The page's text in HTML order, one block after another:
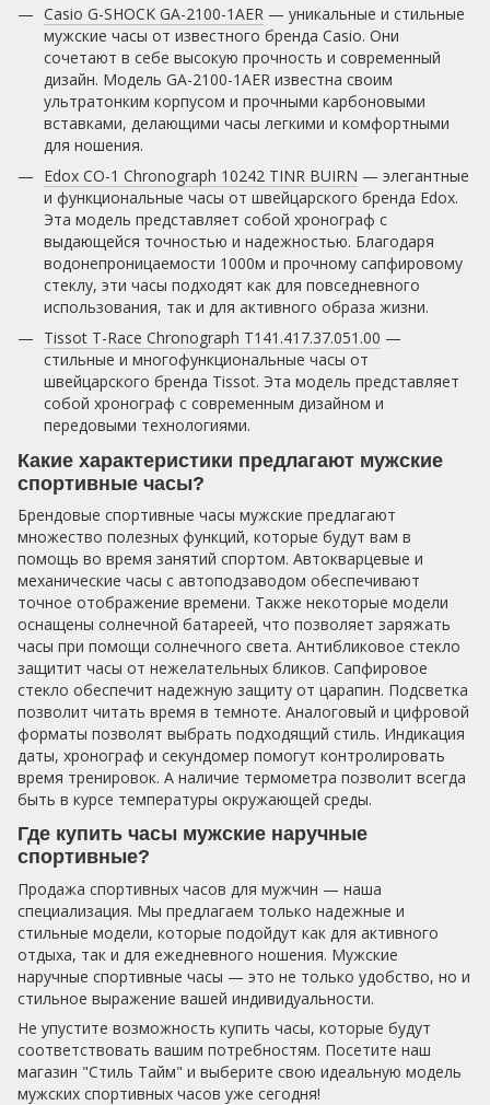
Casio G-SHOCK GA-2100-1AER — уникальные и стильные
мужские часы от известного бренда Casio. Они
сочетают в себе высокую прочность и современный
дизайн. Модель GA-2100-1AER известна своим
ультратонким корпусом и прочными карбоновыми
вставками, делающими часы легкими и комфортными
для ношения.
Edox CO-1 Chronograph 10242 TINR BUIRN — элегантные
и функциональные часы от швейцарского бренда Edox.
Эта модель представляет собой хронограф с
выдающейся точностью и надежностью. Благодаря
водонепроницаемости 1000м и прочному сапфировому
стеклу, эти часы подходят как для повседневного
использования, так и для активного образа жизни.
Tissot T-Race Chronograph T141.417.37.051.00 —
стильные и многофункциональные часы от
швейцарского бренда Tissot. Эта модель представляет
собой хронограф с современным дизайном и
передовыми технологиями.
Какие характеристики предлагают мужские
спортивные часы?
Брендовые спортивные часы мужские предлагают
множество полезных функций, которые будут вам в
помощь во время занятий спортом. Автокварцевые и
механические часы с автоподзаводом обеспечивают
точное отображение времени. Также некоторые модели
оснащены солнечной батареей, что позволяет заряжать
часы при помощи солнечного света. Антибликовое стекло
защитит часы от нежелательных бликов. Сапфировое
стекло обеспечит надежную защиту от царапин. Подсветка
позволит читать время в темноте. Аналоговый и цифровой
форматы позволят выбрать подходящий стиль. Индикация
даты, хронограф и секундомер помогут контролировать
время тренировок. А наличие термометра позволит всегда
быть в курсе температуры окружающей среды.
Где купить часы мужские наручные
спортивные?
Продажа спортивных часов для мужчин — наша
специализация. Мы предлагаем только надежные и
стильные модели, которые подойдут как для активного
отдыха, так и для ежедневного ношения. Мужские
наручные спортивные часы — это не только удобство, но и
стильное выражение вашей индивидуальности.
Не упустите возможность купить часы, которые будут
соответствовать вашим потребностям. Посетите наш
магазин "Стиль Тайм" и выберите свою идеальную модель
мужских спортивных часов уже сегодня!